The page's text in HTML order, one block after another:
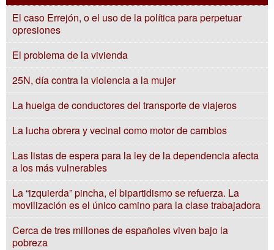
El caso Errejón, o el uso de la política para perpetuar
opresiones
El problema de la vivienda
25N, día contra la violencia a la mujer
La huelga de conductores del transporte de viajeros
La lucha obrera y vecinal como motor de cambios
Las listas de espera para la ley de la dependencia afecta
a los más vulnerables
La “izquierda” pincha, el bipartidismo se refuerza. La
movilización es el único camino para la clase trabajadora
Cerca de tres millones de españoles viven bajo la
pobreza